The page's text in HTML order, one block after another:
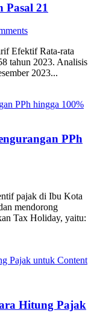
21
Efektif Rata-rata
tahun 2023. Analisis
2023...
PPh
pajak di Ibu Kota
mendorong
Tax Holiday, yaitu:
Hitung Pajak